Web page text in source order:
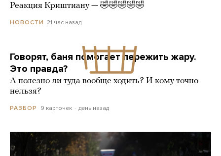
Реакция Криштиану — 🤣🤣🤣🤣🤣
НОВОСТИ 21 час назад
Говорят, баня помогает пережить жару.
Это правда?
А полезно ли туда вообще ходить? И кому точно
нельзя?
РАЗБОР 9 карточек день назад